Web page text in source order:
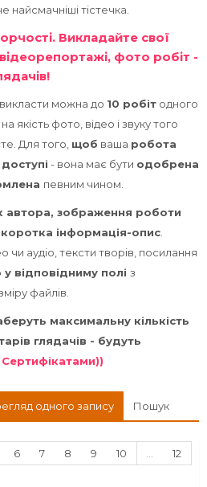
найсмачніші тістечка.
Викладайте свої
відеорепортажі, фото робіт -
можна до 10 робіт одного
на якість фото, відео і звуку того
Для того, щоб ваша робота
- вона має бути одобрена
певним чином.
автора, зображення роботи
інформація-опис
чи аудіо, тексти творів, посилання
відповідниму полі з
файлів.
максимальну кількість
глядачів - будуть
одного запису Пошук
6 7 8 9 10
12